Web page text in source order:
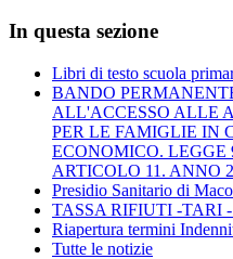
In questa sezione
Libri di testo scuola
BANDO
ALL'ACCESSO ALLE
PER LE FAMIGLIE IN
ECONOMICO. LEGGE
ARTICOLO 11. ANNO
Presidio Sanitario di
TASSA RIFIUTI -TARI -
Riapertura termini
Tutte le notizie